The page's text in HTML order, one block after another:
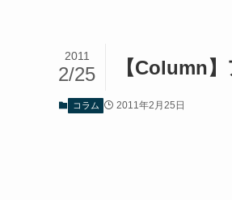
【Column
2011
2/25
コラム 2011年2月25日